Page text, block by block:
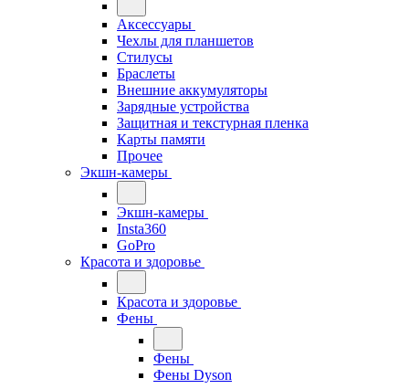
Аксессуары
Чехлы для планшетов
Стилусы
Браслеты
Внешние аккумуляторы
Зарядные устройства
Защитная и текстурная пленка
Карты памяти
Прочее
Экшн-камеры
Экшн-камеры
Insta360
GoPro
Красота и здоровье
Красота и здоровье
Фены
Фены
Фены Dyson